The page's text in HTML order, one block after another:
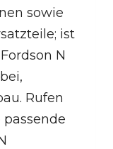
sowie
ist
N
Rufen